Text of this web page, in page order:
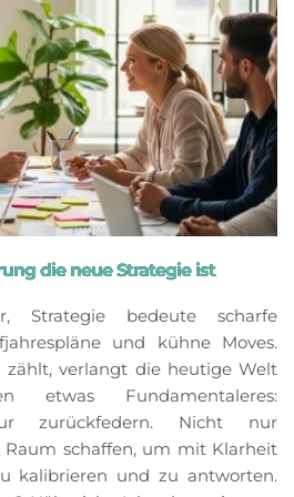
die neue Strategie ist
Strategie bedeute scharfe
und kühne Moves.
zählt, verlangt die heutige Welt
etwas Fundamentaleres:
zurückfedern. Nicht nur
Raum schaffen, um mit Klarheit
kalibrieren und zu antworten.